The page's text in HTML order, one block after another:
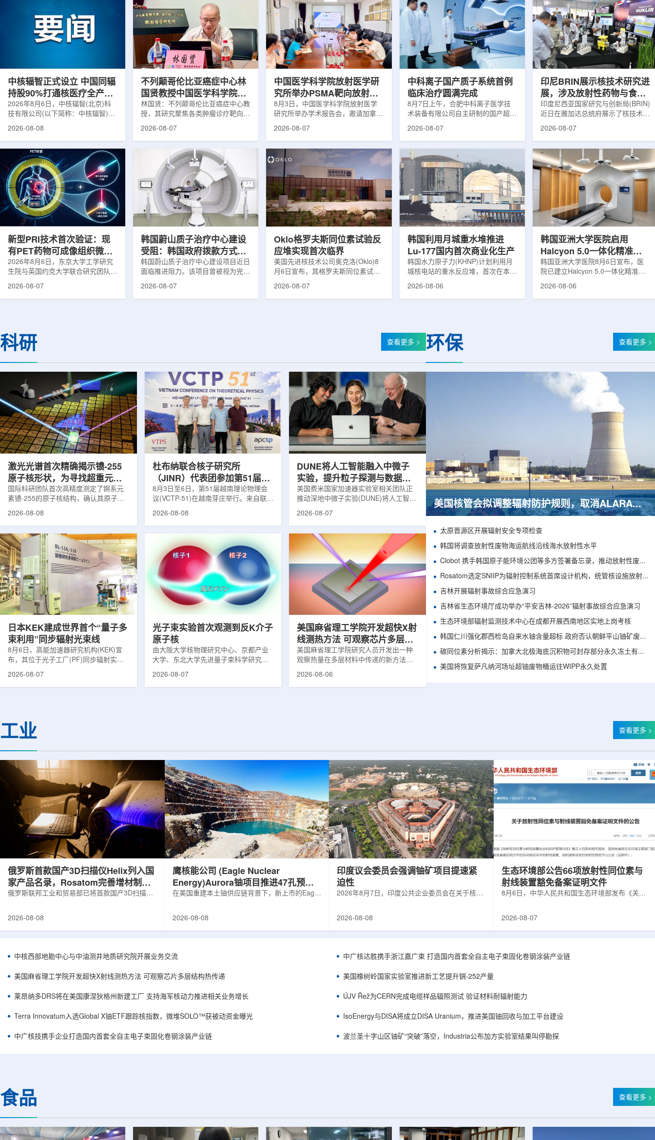
疗是肿瘤治疗的重要方式之一。传统
分体式放疗流程中，患者通常需要在
CT室与治疗室之间转运，治疗计划
也多依据此前采集的静态影像制定。
通过使用放射性药物靶向癌细胞，在
尽量减少周围健康组织损伤的同时发
挥治疗作用。随着该疗法应用范围扩
大，患者在治疗后通常需要阅读并执
行较为复杂的书面说明，这对部分患
者和护理人员而言存在理解和操作难
度。雷莫·乔治博士LifeNuclear由
差异正在扩大。研究人员分析了超过
500万名Medicare受益人的理赔数
据。结果显示，DXA使用率从2005
年的每10万名受益人7255次，下降
至2023年的每10万名受益人4690
次。相关研究已发表于
《Osteoporosis International》。下
成像引导下，将细治疗针精准插入肿
瘤部位，通过零下40摄氏度或更低
的超低温冷冻病灶，使癌细胞发生坏
死。由于低温冷冻本身具有一定麻醉
作用，该技术有助于减轻患者疼痛，
减少对周围正常组织的损伤，并促进
术后较快恢复。据该中心介绍，目前
FTD)。这是原研核药领域中国首个
获得美国 FDA 突破性疗法认定、首
个同时获得 FDA 突破性疗法与快速
通道双项认定的产品，创造了核药领
域里程碑式突破。68Ga-NYM096是
一款特异性结合CAⅨ的肾癌小分子
诊断核药，适用于疑似或确认转移性
中核辐智正式设立 中国同辐
持股90%打通核医疗全产业
链
2026年8月6日，中核辐智(北京)科
技有限公司(以下简称：中核辐智)正
式设立。公司由中国同辐股份有限公
创)共同出资组建，中国同辐持股
90%，中核浙创持股10%。中核辐智
将承接中国同辐核医学发展中心业
务，锚定智慧核医疗赛道深耕布局。
公司以智慧核医学物联系统为核心载
体，打通核医疗全产业链条，构建智
慧核医学系统+核药+装备+服务协同
发展模式，推动业务从单一产品供给
2026-08-08
不列颠哥伦比亚癌症中心林
国贤教授中国医学科学院放
射医学研究所开展学术交流
林国贤：不列颠哥伦比亚癌症中心教
授，其研究聚焦各类肿瘤诊疗靶向放
射性药物开发，迄今已主导/参与发
完成自研7款放射性药物的临床转
化，用于多种肿瘤诊疗。报告会上，
林国贤教授基于其团队多年的前沿探
索，系统梳理了针对前列腺癌靶点
PSMA的核药相关研究进展：一是F-
18标记PSMA靶向PET显像剂的分子
设计与临床优势;二是通过理性优化
分子结构，大幅提高Lu-177标记治
2026-08-07
中国医学科学院放射医学研
究所举办PSMA靶向放射性
药物学术报告会
8月3日，中国医学科学院放射医学
研究所举办学术报告会，邀请加拿大
温哥华不列颠哥伦比亚癌症中心林国
性药物开发》的学术报告。报告会采
取线上线下结合方式举行，放射所部
分科研人员和研究生参加。林国贤教
授长期从事肿瘤诊疗靶向放射性药物
开发研究，已主导或参与发表135余
篇同行评议期刊论文，提交30余项
放射性药物相关专利申请，并完成7
款自研放射性药物的临床转化，应用
2026-08-07
中科离子国产质子系统首例
临床治疗圆满完成
8月7日上午，合肥中科离子医学技
术装备有限公司自主研制的国产超导
回旋质子治疗系统，在合肥离子医学
治疗系统的重要突破。本例受试者为
肺癌患者。试验所用的超导质子治疗
系统，搭载中科离子自主研发的
SC240超导回旋加速器，具有超大照
射野、360°全周束流配送能力。治
疗全程依托多模融合4D图像引导精
准定位，能实现动态适配、精准治
疗。设备运行平稳低噪，治疗控制软
2026-08-07
印尼BRIN展示核技术研究进
展，涉及放射性药物与食品
辐照应用
印度尼西亚国家研究与创新局(BRIN)
近日在雅加达总统府展示了核技术研
究成果。BRIN局长阿里夫·萨特里亚
粮食和健康等领域。在健康领域，
BRIN正在开发用于核医学的放射性
药物。这类药物含有放射性物质，可
用于癌症诊断和治疗。阿里夫表示，
放射性药物研发对癌症识别和治疗具
有重要意义。在食品领域，BRIN将
核技术用于食品保鲜，重点包括出口
水果的辐照处理。阿里夫介绍，一些
2026-08-07
新型PRI技术首次验证：现
有PET药物可成像组织微环
境
2026年8月6日，东京大学工学研究
生院与英国约克大学联合研究团队宣
布，已建立一种利用正电子三光子衰
衰变的下一代核医学成像概念图目前
临床PET扫描主要利用正电子双光子
程度相关的微环境信息捕捉有限。...
2026-08-07
韩国蔚山质子治疗中心建设
受阻：韩国政府拨款方式调
整影响项目推进
韩国蔚山质子治疗中心建设项目近日
面临推进阻力。该项目曾被视为完善
韩国东南部区域癌症治疗体系的关键
中心，构建癌症患者可在区域内完成
手术...
2026-08-07
Oklo格罗夫斯同位素试验反
应堆实现首次临界
美国先进核技术公司奥克洛(Oklo)8
月6日宣布，其格罗夫斯同位素试验
反应堆已在低功率状态下实现可控自
工程建设、组件制造或采购、燃料配
置及...
2026-08-07
韩国利用月城重水堆推进
Lu-177国内首次商业化生产
韩国水力原子力(KHNP)计划利用月
城核电站的重水反应堆，首次在本土
生产用于癌症治疗的放射性同位素
元化的供应链并缩短运输时间。此次
计划的首要目标是实现镥-177的商业
后，韩国水力原子力还将扩大生产范
围至钴...
2026-08-06
韩国亚洲大学医院启用
Halcyon 5.0一体化精准放
射治疗方案
韩国亚洲大学医院8月6日宣布，医
院已建立Halcyon 5.0一体化精准放
射治疗解决方案，并开始全面用于患
Halcyon系统软件5.0版本为基础，集
成高分辨率锥形束CT成像系统
射治疗系统IDENTIFY。亚洲大学医
院表示，该院是韩国首...
2026-08-06
科研 查看更多 >
激光光谱首次精确揭示镄-255
原子核形状，为寻找超重元素
提供新线索
国际科研团队首次高精度测定了锕系元
素镄-255的原子核结构，确认其原子核
美因茨约翰内斯·古腾堡大学、亥姆霍兹
美因茨研究所、瑞典哥德堡大学等18家
机构合作完成。研究结果不仅修正了以
往标准数据表中部分不合理的核性质数
值，也为现代原子核理论模型提供了关
键实验验证。镄是自然界中不存在的人
工合成重元素，镄-255含有100个质子
和155个中子，实验获取极为困难。研究
团...
2026-08-08
杜布纳联合核子研究所
（JINR）代表团参加第51届越
南理论物理会议
8月3日至6日，第51届越南理论物理会
议(VCTP-51)在越南芽庄举行。来自联合
南、德国、印度、中国、巴基斯坦、俄
罗斯、台湾、菲律宾和日本等国家和地
区的170余名学者开展交流。本届会议议
题覆盖高能物理、核物理、凝聚态物理
和宇宙学等多个理论物理前沿方向，同
时涉及超越标准模型物理、分子物理、
量子光学与量子信息、生物材料和生物
分子等交叉研究领域。广泛的议程...
2026-08-08
DUNE将人工智能融入中微子
实验，提升粒子探测与数据处
理能力
美国费米国家加速器实验室相关团队正
推动深地中微子实验(DUNE)将人工智能
互作用识别、事件分类和探测器管理能
力。DUNE位于长基线中微子设施，目
前已开始安装大型中微子探测器模块的
结构元件。该实验由近探测器和远探测
器组成：近探测器位于费米实验室，远
探测器设在南达科他州桑福德地下研究
设施地下约1英里处。两个探测器都将采
用液氩时间投影室技术，用于记录中微
2026-08-07
日本KEK建成世界首个“量子多
束利用”同步辐射光束线
8月6日，高能加速器研究机构(KEK)宣
布，其位于光子工厂(PF)同步辐射实验
装置的BL-11A和BL-11B光束线已建成世
心的同步辐射装置组成，定位为科研和
教育基础设施。新光束线的主要特点在
观...
2026-08-07
光子束实验首次观测到反K介子
原子核
由大阪大学核物理研究中心、京都产业
大学、东北大学先进量子束科学研究中
心、高丽大学、岐阜大学、中国近代物
射设施SP...
2026-08-07
美国麻省理工学院开发超快X射
线测热方法 可观察芯片多层结
构热传递
美国麻省理工学院研究人员开发出一种
观察热量在多层材料中传递的新方法，
可用于精确测量计算机芯片等电子器件
2026-08-06
环保 查看更多 >
美国核管会拟调整辐射防护规则，取消ALARA要求引发安全争议
太原晋源区开展辐射安全专项检查
韩国将调查放射性废物海运航线沿线海水放射性水平
Clobot 携手韩国原子能环境公团等多方签署备忘录，推动放射性废物安全管理多机型机器人示范
Rosatom选定SNIIP为辐射控制系统首席设计机构，统管核设施放射仪表标准化与进口替代保障
吉林开展辐射事故综合应急演习
吉林省生态环境厅成功举办“平安吉林-2026”辐射事故综合应急演习
生态环境部辐射监测技术中心在成都开展西南地区实地上岗考核
韩国仁川强化郡西检岛自来水铀含量超标 政府否认朝鲜平山铀矿废水影响
碳同位素分析揭示：加拿大北极海底沉积物可封存部分永久冻土有机碳
美国将恢复萨凡纳河场址超铀废物桶运往WIPP永久处置
工业 查看更多 >
俄罗斯首款国产3D扫描仪Helix列入国
家产品名录，Rosatom完善增材制造
技术链
俄罗斯联邦工业和贸易部已将首款国产3D扫描仪
完成。至此，Helix成为俄罗斯首款、也是目前唯
RangeVision Helix由俄罗斯国家原子能公司增材
制造合作伙伴RangeVision研发制造。自2025年
以来，该公司成为唯一纳入俄罗斯国家原子能公
司增材制造生态系统的俄罗斯3D扫描...
2026-08-08
鹰核能公司 (Eagle Nuclear
Energy)Aurora铀项目推进47孔预可
研钻探
在美国重建本土铀供应链背景下，新上市的Eagle
1300标准含indicated资源3275万磅、inferred
孔、总进尺约2.7万英尺的预可研钻探，待联邦与
州审批通过后开工，预计2027年下半年完成预可
研。技术端近期增补Yukuskokon Professional
Services，并扩大与BBA USA、SLR I...
2026-08-08
印度议会委员会强调铀矿项目提速紧
迫性
2026年8月7日，印度公共企业委员会在关于核电
建项目将产量翻倍，但委员会认为该时间表偏晚
将拉长进口燃料战略敏感期。目前PHWR机组约
25GWe年需U3O8约5400吨，UCIL仅能满足约
30%，须靠加速国产与多元化供应降低进口依
赖。委员会支持UCIL与NTPC组建合资企业参股
海外铀...
2026-08-08
生态环境部公告66项放射性同位素与
射线装置豁免备案证明文件
8月6日，中华人民共和国生态环境部发布《关于
将各省级生态环境主管部门报送的、已获得豁免
置、放射源或非密封放射性物质予以公告。随公
告发布的汇总表共列出66项备案记录，涉及山
2026-08-07
中核西部地勘中心与中油测井地质研究院开展业务交流
美国麻省理工学院开发超快X射线测热方法 可观察芯片多层结构热传递
莱昂纳多DRS将在美国康涅狄格州新建工厂 支持海军核动力推进相关业务增长
Terra Innovatum入选Global X铀ETF跟踪核指数，微堆SOLO™获被动资金曝光
中广核技携手企业打造国内首套全自主电子束固化卷钢涂装产业链
中广核达胜携手浙江嘉广束 打造国内首套全自主电子束固化卷钢涂装产业链
美国橡树岭国家实验室推进新工艺提升锎-252产量
ÚJV Řež为CERN完成电缆样品辐照测试 验证材料耐辐射能力
IsoEnergy与DISA将成立DISA Uranium，推进美国铀回收与加工平台建设
波兰圣十字山区铀矿“突破”落空，Industria公布加方实验室结果叫停勘探
食品 查看更多 >